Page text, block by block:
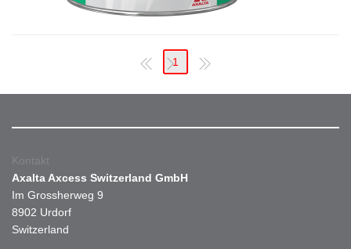
1
Kontakt
Axalta Axcess Switzerland GmbH
Im Grossherweg 9
8902 Urdorf
Switzerland